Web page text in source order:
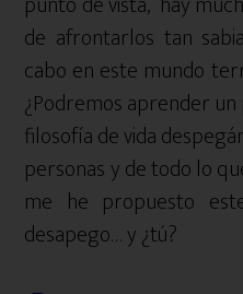
de afrontarlos tan
cabo en este mundo
¿Podremos aprender
filosofía de vida
personas y de todo lo
me he propuesto
desapego… y ¿tú?